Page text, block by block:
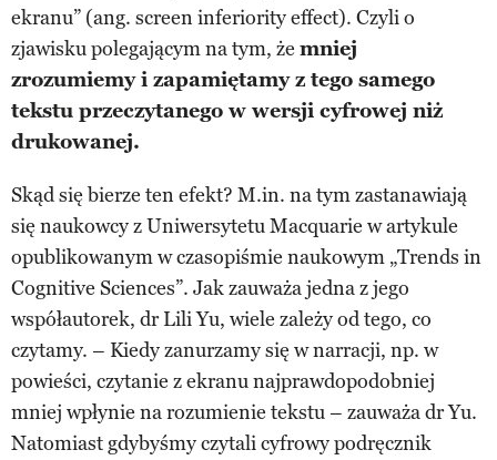
ekranu” (ang. screen inferiority effect). Czyli o
zjawisku polegającym na tym, że mniej
zrozumiemy i zapamiętamy z tego samego
tekstu przeczytanego w wersji cyfrowej niż
drukowanej.
Skąd się bierze ten efekt? M.in. na tym zastanawiają
się naukowcy z Uniwersytetu Macquarie w artykule
opublikowanym w czasopiśmie naukowym „Trends in
Cognitive Sciences”. Jak zauważa jedna z jego
współautorek, dr Lili Yu, wiele zależy od tego, co
czytamy. – Kiedy zanurzamy się w narracji, np. w
powieści, czytanie z ekranu najprawdopodobniej
mniej wpłynie na rozumienie tekstu – zauważa dr Yu.
Natomiast gdybyśmy czytali cyfrowy podręcznik